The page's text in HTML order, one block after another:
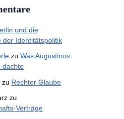
und die
der Identitätspolitik
zu Was Augustinus
dachte
zu Rechter Glaube
zu
Verträge